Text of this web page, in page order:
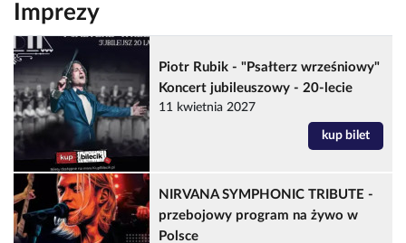
Imprezy
Piotr Rubik - "Psałterz wrześniowy"
Koncert jubileuszowy - 20-lecie
11 kwietnia 2027
kup bilet
NIRVANA SYMPHONIC TRIBUTE -
przebojowy program na żywo w
Polsce